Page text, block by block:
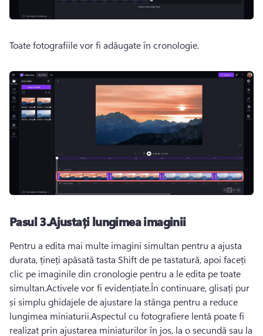
Toate fotografiile vor fi adăugate în cronologie.
Pasul 3.Ajustați lungimea imaginii
Pentru a edita mai multe imagini simultan pentru a ajusta
durata, țineți apăsată tasta Shift de pe tastatură, apoi faceți
clic pe imaginile din cronologie pentru a le edita pe toate
simultan.Activele vor fi evidențiate.În continuare, glisați pur
și simplu ghidajele de ajustare la stânga pentru a reduce
lungimea miniaturii.Aspectul cu fotografiere lentă poate fi
realizat prin ajustarea miniaturilor în jos, la o secundă sau la